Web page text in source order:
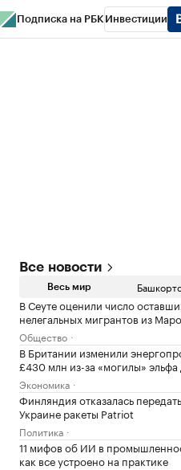
Подписка на РБК Инвестиции
Все новости
Весь мир
В Сеуте оценили число
нелегальных мигрантов из
Общество
В Британии изменили
£430 млн из-за «могилы»
Экономика
Финляндия отказалась передать
Украине ракеты Patriot
Политика
11 мифов об ИИ в
как все устроено на практике